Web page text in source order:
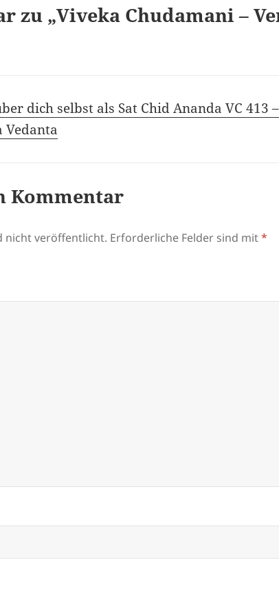
zu „Viveka Chudamani –
dich selbst als Sat Chid Ananda VC 413 –
Vedanta
Kommentar
nicht veröffentlicht. Erforderliche Felder sind mit*